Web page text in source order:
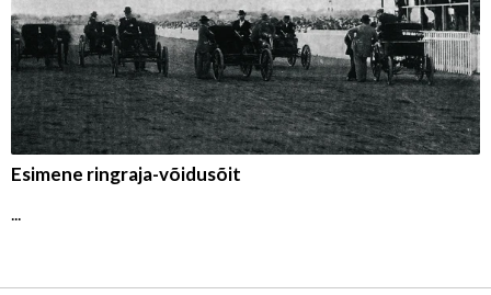
Esimene ringraja-võidusõit